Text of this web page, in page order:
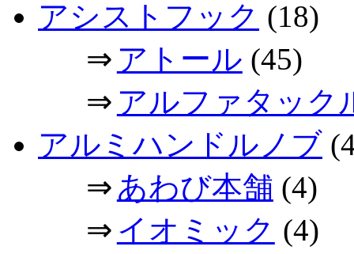
アシストフック (18)
⇒ アトール (45)
⇒ アルファタック
アルミハンドルノブ
⇒ あわび本舗 (4)
⇒ イオミック (4)